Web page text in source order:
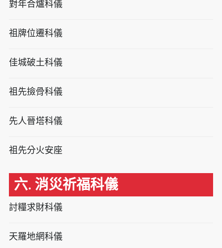
對年合爐科儀
祖牌位遷科儀
佳城破土科儀
祖先撿骨科儀
先人晉塔科儀
祖先分火安座
六. 消災祈福科儀
討糧求財科儀
天羅地網科儀